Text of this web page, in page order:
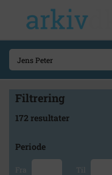
Filtrering
172 resultater
Periode
Fra Til